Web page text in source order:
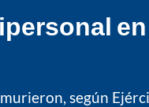
según